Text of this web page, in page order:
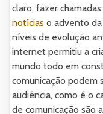
claro, fazer
notícias o advento
níveis de evolução
internet permitiu a
mundo todo em
comunicação podem
audiência, como é o
de comunicação são